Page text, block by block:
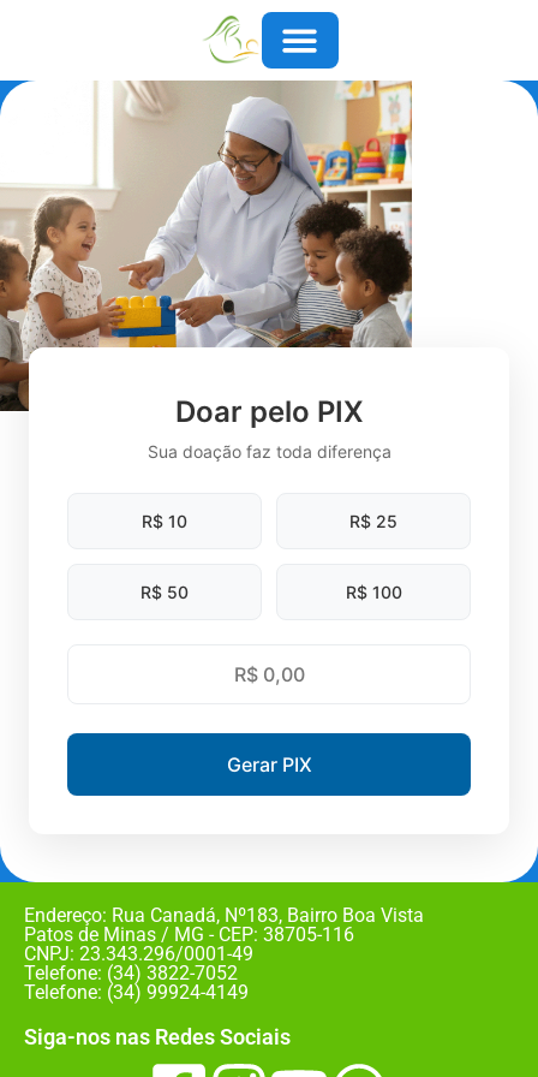
Doar pelo PIX
Sua doação faz toda diferença
R$ 10 R$ 25
R$ 50 R$ 100
Gerar PIX
Endereço: Rua Canadá, Nº183, Bairro Boa Vista
Patos de Minas / MG - CEP: 38705-116
CNPJ: 23.343.296/0001-49
Telefone: (34) 3822-7052
Telefone: (34) 99924-4149
Siga-nos nas Redes Sociais